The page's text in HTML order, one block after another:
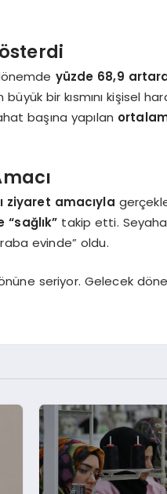
yüzde 68,9
bir kısmını kişisel
başına yapılan
ziyaret amacıyla
takip etti.
evinde” oldu.
seriyor. Gelecek